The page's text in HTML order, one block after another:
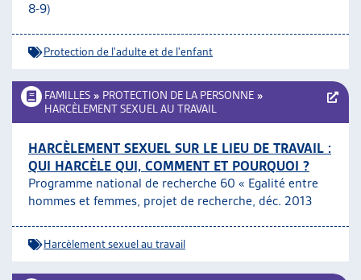
8-9)
Protection de l'adulte et de l'enfant
FAMILLES » PROTECTION DE LA PERSONNE »
HARCÈLEMENT SEXUEL AU TRAVAIL
HARCÈLEMENT SEXUEL SUR LE LIEU DE TRAVAIL :
QUI HARCÈLE QUI, COMMENT ET POURQUOI ?
Programme national de recherche 60 « Egalité entre
hommes et femmes, projet de recherche, déc. 2013
Harcèlement sexuel au travail